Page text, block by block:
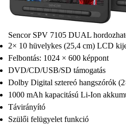
Sencor SPV 7105 DUAL
2× 10 hüvelykes (25,4 cm) LCD
Felbontás: 1024 × 600 képpont
DVD/CD/USB/SD támogatás
Dolby Digital sztereó hangszórók
1000 mAh kapacitású Li-Ion
Távirányító
Szülői felügyelet funkció